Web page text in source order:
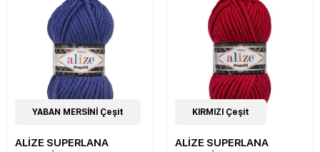
16Çeşit
YABAN MERSİNİ Çeşit
ALİZE SUPERLANA
16Çeşit
KIRMIZI Çeşit
ALİZE SUPERLANA